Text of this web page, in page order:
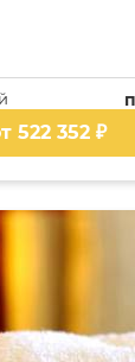
522 352 ₽